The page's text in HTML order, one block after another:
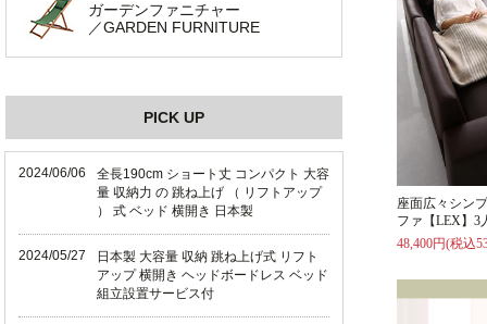
座面広々シン
ファ【LEX】3
48,400円(税込
ガーデンファニチャー
／GARDEN FURNITURE
PICK UP
2024/06/06
全長190cm ショート丈 コンパクト 大容
量 収納力 の 跳ね上げ （ リフトアップ
） 式 ベッド 横開き 日本製
2024/05/27
日本製 大容量 収納 跳ね上げ式 リフト
アップ 横開き ヘッドボードレス ベッド
組立設置サービス付